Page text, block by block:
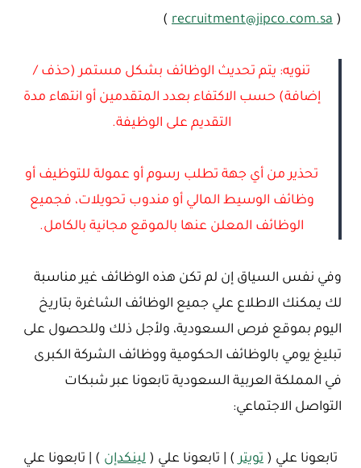
(
recruitment@jipco.com.sa
)
تنويه: يتم تحديث الوظائف بشكل مستمر (حذف /
إضافة) حسب الاكتفاء بعدد المتقدمين أو انتهاء مدة
التقديم على الوظيفة.
تحذير من أي جهة تطلب رسوم أو عمولة للتوظيف أو
وظائف الوسيط المالي أو مندوب تحويلات، فجميع
الوظائف المعلن عنها بالموقع مجانية بالكامل.
وفي نفس السياق إن لم تكن هذه الوظائف غير مناسبة
لك يمكنك الاطلاع علي جميع الوظائف الشاغرة بتاريخ
اليوم بموقع فرص السعودية، ولأجل ذلك وللحصول على
تبليغ يومي بالوظائف الحكومية ووظائف الشركة الكبرى
في المملكة العربية السعودية تابعونا عبر شبكات
التواصل الاجتماعي:
تابعونا علي ( تويتر ) | تابعونا علي ( لينكدإن ) | تابعونا علي